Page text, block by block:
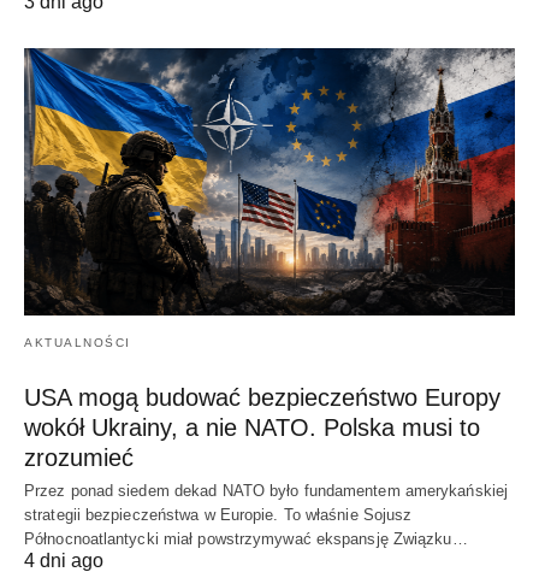
AKTUALNOŚCI
USA mogą budować bezpieczeństwo Europy
wokół Ukrainy, a nie NATO. Polska musi to
zrozumieć
Przez ponad siedem dekad NATO było fundamentem amerykańskiej
strategii bezpieczeństwa w Europie. To właśnie Sojusz
Północnoatlantycki miał powstrzymywać ekspansję Związku…
4 dni ago